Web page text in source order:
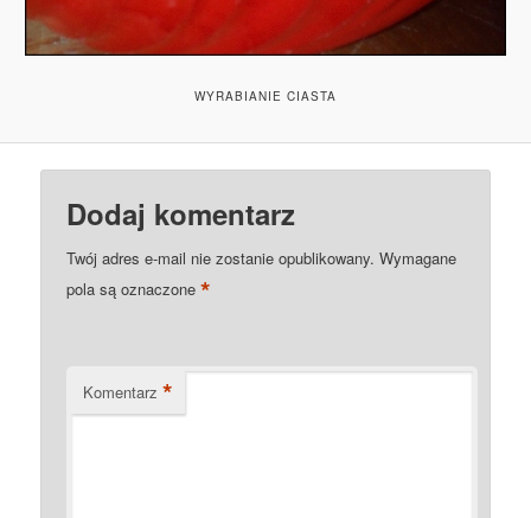
WYRABIANIE CIASTA
Dodaj komentarz
Twój adres e-mail nie zostanie opublikowany. Wymagane
pola są oznaczone*
Komentarz *